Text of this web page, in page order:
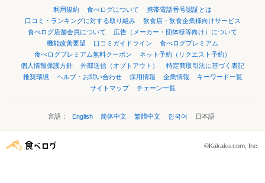
利用規約 食べログについて
携帯電話番号認証とは
口コミ・ランキングに対する取り組み
飲食店・飲食企業様向けサービス
食べログ店舗会員について
広告（メーカー・団体様等向け）について
機能改善要望
口コミガイドライン
食べログプレミアム
食べログプレミアム無料クーポン
ネット予約（リクエスト予約）
個人情報保護方針
外部送信（オプトアウト）
特定商取引法に基づく表記
推奨環境
ヘルプ・お問い合わせ 採用情報 企業情報
キーワード一覧
サイトマップ
チェーン一覧
言語： English 简体中文 繁體中文 한국어 日本語
©Kakaku.com, Inc.